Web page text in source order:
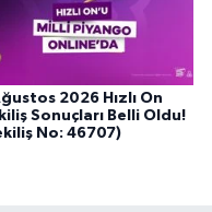
2026 Hızlı On
Sonuçları Belli Oldu!
No: 46707)